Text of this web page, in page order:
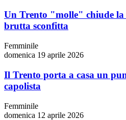
Un Trento "molle" chiude la
brutta sconfitta
Femminile
domenica 19 aprile 2026
Il Trento porta a casa un
capolista
Femminile
domenica 12 aprile 2026